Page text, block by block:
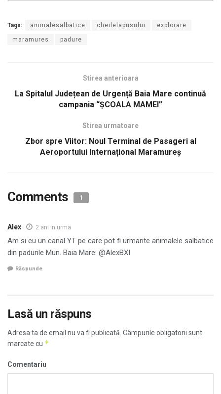
Tags: animalesalbatice cheilelapusului explorare
maramures padure
Stirea anterioara
La Spitalul Județean de Urgență Baia Mare continuă
campania “ȘCOALA MAMEI”
Stirea urmatoare
Zbor spre Viitor: Noul Terminal de Pasageri al
Aeroportului Internațional Maramureș
Comments 1
Alex 2 ani in urma
Am si eu un canal YT pe care pot fi urmarite animalele salbatice
din padurile Mun. Baia Mare: @AlexBXI
Răspunde
Lasă un răspuns
Adresa ta de email nu va fi publicată. Câmpurile obligatorii sunt
marcate cu *
Comentariu